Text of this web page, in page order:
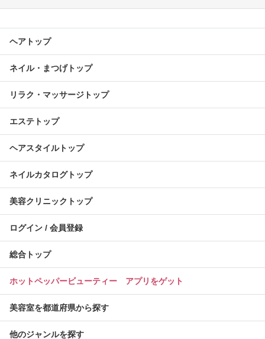
ヘアトップ
ネイル・まつげトップ
リラク・マッサージトップ
エステトップ
ヘアスタイルトップ
ネイルカタログトップ
美容クリニックトップ
ログイン / 会員登録
総合トップ
ホットペッパービューティー アプリをゲット
美容室を都道府県から探す
他のジャンルを探す